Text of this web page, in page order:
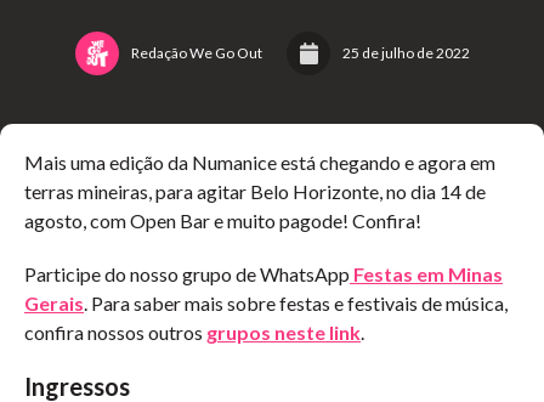
Redação We Go Out 25 de julho de 2022
Mais uma edição da Numanice está chegando e agora em
terras mineiras, para agitar Belo Horizonte, no dia 14 de
agosto, com Open Bar e muito pagode! Confira!
Participe do nosso grupo de WhatsApp Festas em Minas
Gerais. Para saber mais sobre festas e festivais de música,
confira nossos outros grupos neste link.
Ingressos